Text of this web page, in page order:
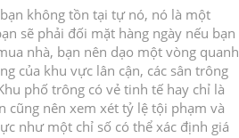
không tồn tại tự nó, nó là một
sẽ phải đối mặt hàng ngày nếu bạn
nhà, bạn nên dạo một vòng quanh
của khu vực lân cận, các sân trông
phố trông có vẻ tinh tế hay chỉ là
cũng nên xem xét tỷ lệ tội phạm và
như một chỉ số có thể xác định giá